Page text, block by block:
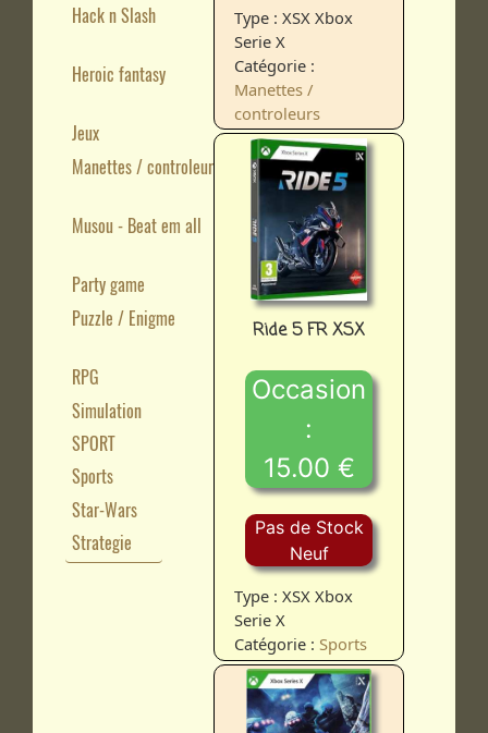
Hack n Slash
Heroic fantasy
Jeux
Manettes / controleurs
Musou - Beat em all
Party game
Puzzle / Enigme
RPG
Simulation
SPORT
Sports
Star-Wars
Strategie
Type : XSX Xbox
Serie X
Catégorie :
Manettes /
controleurs
Ride 5 FR XSX
Occasion
:
15.00 €
Pas de Stock
Neuf
Type : XSX Xbox
Serie X
Catégorie : Sports